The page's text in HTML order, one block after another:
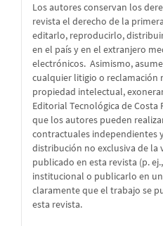
Los autores conservan los
revista el derecho de la
editarlo, reproducirlo,
en el país y en el extranjero
electrónicos. Asimismo,
cualquier litigio o reclamación
propiedad intelectual,
Editorial Tecnológica de Costa
que los autores pueden
contractuales independientes
distribución no exclusiva de la
publicado en esta revista (p.
institucional o publicarlo en
claramente que el trabajo se
esta revista.